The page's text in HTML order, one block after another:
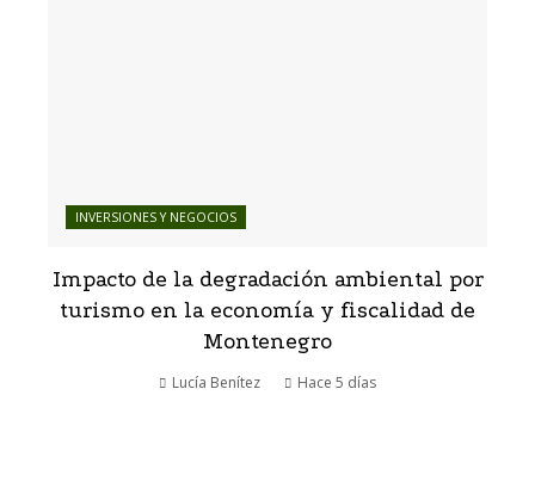
INVERSIONES Y NEGOCIOS
Impacto de la degradación ambiental por
turismo en la economía y fiscalidad de
Montenegro
Lucía Benítez Hace 5 días